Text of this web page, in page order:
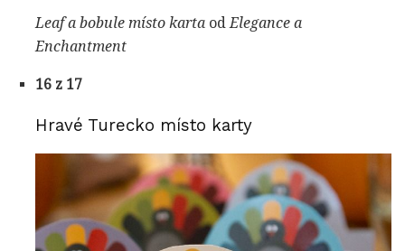
Leaf a bobule místo karta odElegance a
Enchantment
16 z 17
Hravé Turecko místo karty